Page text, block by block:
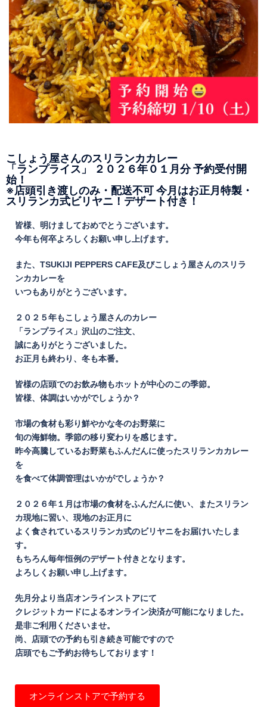
こしょう屋さんのスリランカカレー
「ランプライス」 ２０２６年０１月分 予約受付開
始！
※店頭引き渡しのみ・配送不可 今月はお正月特製・
スリランカ式ビリヤニ！デザート付き！
皆様、明けましておめでとうございます。
今年も何卒よろしくお願い申し上げます。
また、TSUKIJI PEPPERS CAFE及びこしょう屋さんのスリラ
ンカカレーを
いつもありがとうございます。
２０２５年もこしょう屋さんのカレー
「ランプライス」沢山のご注文、
誠にありがとうございました。
お正月も終わり、冬も本番。
皆様の店頭でのお飲み物もホットが中心のこの季節。
皆様、体調はいかがでしょうか？
市場の食材も彩り鮮やかな冬のお野菜に
旬の海鮮物。季節の移り変わりを感じます。
昨今高騰しているお野菜もふんだんに使ったスリランカカレー
を
を食べて体調管理はいかがでしょうか？
２０２６年１月は市場の食材をふんだんに使い、またスリラン
カ現地に習い、現地のお正月に
よく食されているスリランカ式のビリヤニをお届けいたしま
す。
もちろん毎年恒例のデザート付きとなります。
よろしくお願い申し上げます。
先月分より当店オンラインストアにて
クレジットカードによるオンライン決済が可能になりました。
是非ご利用くださいませ。
尚、店頭での予約も引き続き可能ですので
店頭でもご予約お待ちしております！
オンラインストアで予約する